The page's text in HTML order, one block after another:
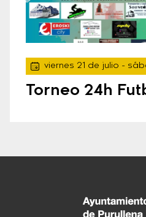
viernes 21 de julio -
Torneo 24h